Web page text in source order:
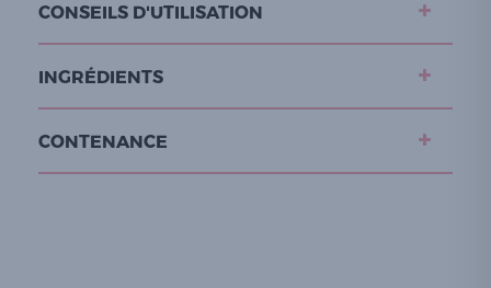
CONSEILS D'UTILISATION
INGRÉDIENTS
CONTENANCE